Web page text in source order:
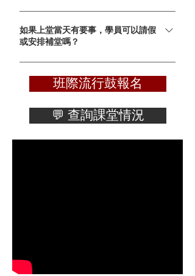
商業中心、葵芳永康工業大廈、新蒲崗同德工業
大廈、屯門得利工業中心、元朗嘉華工業大廈、
沙田/火炭富昌中心，以及觀塘興業街與偉業街多
想擁有更頂尖的實戰視野，我們的「星級導師」
均為業界音樂人，曾參與著名巨星（如五月天、
鄭秀文、Dear Jane、RubberBand）的演唱會或
錄音室工作，能為想深造或考級的學員傳授獨家
業界實戰技巧。
如果上堂當天有要事，學員可以請假
或安排補堂嗎？
知請假，即可預約補堂。病假方面，即使是即日
學員安排補堂，保障學員權益。
班際流行鼓報名
💬 查詢課堂情況